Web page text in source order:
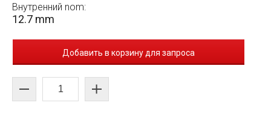
Внутренний nom:
12.7 mm
Добавить в корзину для запроса